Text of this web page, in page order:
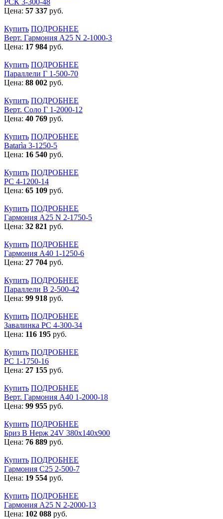
РСК 3-300-48
Цена: 57 337 руб.
Купить ПОДРОБНЕЕ
Верт. Гармония А25 N 2-1000-3
Цена: 17 984 руб.
Купить ПОДРОБНЕЕ
Параллели Г 1-500-70
Цена: 88 002 руб.
Купить ПОДРОБНЕЕ
Верт. Соло Г 1-2000-12
Цена: 40 769 руб.
Купить ПОДРОБНЕЕ
Batarìa 3-1250-5
Цена: 16 540 руб.
Купить ПОДРОБНЕЕ
РС 4-1200-14
Цена: 65 109 руб.
Купить ПОДРОБНЕЕ
Гармония А25 N 2-1750-5
Цена: 32 821 руб.
Купить ПОДРОБНЕЕ
Гармония А40 1-1250-6
Цена: 27 704 руб.
Купить ПОДРОБНЕЕ
Параллели В 2-500-42
Цена: 99 918 руб.
Купить ПОДРОБНЕЕ
Завалинка РС 4-300-34
Цена: 116 195 руб.
Купить ПОДРОБНЕЕ
РС 1-1750-16
Цена: 27 155 руб.
Купить ПОДРОБНЕЕ
Верт. Гармония А40 1-2000-18
Цена: 99 955 руб.
Купить ПОДРОБНЕЕ
Бриз В Нерж 24V 380x140x900
Цена: 76 889 руб.
Купить ПОДРОБНЕЕ
Гармония С25 2-500-7
Цена: 19 554 руб.
Купить ПОДРОБНЕЕ
Гармония А25 N 2-2000-13
Цена: 102 088 руб.